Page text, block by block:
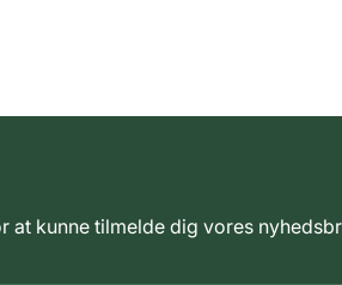
at kunne tilmelde dig vores